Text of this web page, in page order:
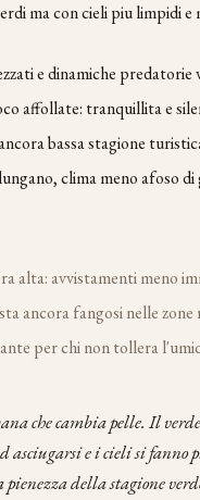
ma con cieli piu limpidi e
e dinamiche predatorie
affollate: tranquillita e
bassa stagione
clima meno afoso di
alta: avvistamenti meno
ancora fangosi nelle zone
per chi non tollera
che cambia pelle. Il
asciugarsi e i cieli si fanno
pienezza della stagione